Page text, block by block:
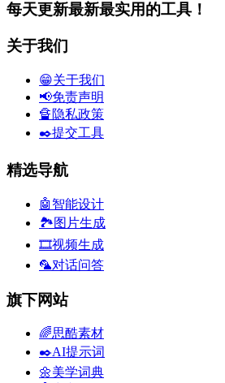
每天更新最新最实用的工具！
关于我们
😁关于我们
📢免责声明
🔏隐私政策
✒️提交工具
精选导航
🤖智能设计
🏞️图片生成
🎞️视频生成
🦜对话问答
旗下网站
🌈思酷素材
✒️AI提示词
🌼美学词典